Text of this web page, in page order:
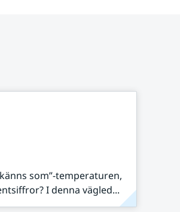
som”-temperaturen,
I denna vägled...